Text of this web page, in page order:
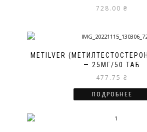
728.00 ₴
METILVER
— 25МГ/50 ТАБ
477.75 ₴
ПОДРОБНЕЕ